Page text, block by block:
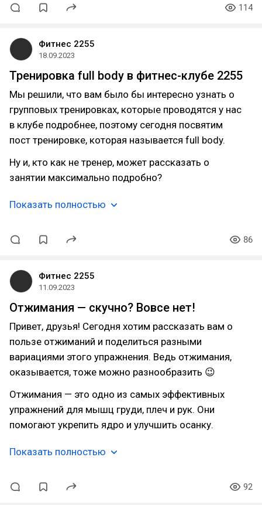
114
Фитнес 2255
18.09.2023
Тренировка full body в фитнес-клубе 2255
Мы решили, что вам было бы интересно узнать о
групповых тренировках, которые проводятся у нас
в клубе подробнее, поэтому сегодня посвятим
пост тренировке, которая называется full body.
Ну и, кто как не тренер, может рассказать о
занятии максимально подробно?
Показать полностью
86
Фитнес 2255
11.09.2023
Отжимания — скучно? Вовсе нет!
Привет, друзья! Сегодня хотим рассказать вам о
пользе отжиманий и поделиться разными
вариациями этого упражнения. Ведь отжимания,
оказывается, тоже можно разнообразить 😉
Отжимания — это одно из самых эффективных
упражнений для мышц груди, плеч и рук. Они
помогают укрепить ядро и улучшить осанку.
Показать полностью
92